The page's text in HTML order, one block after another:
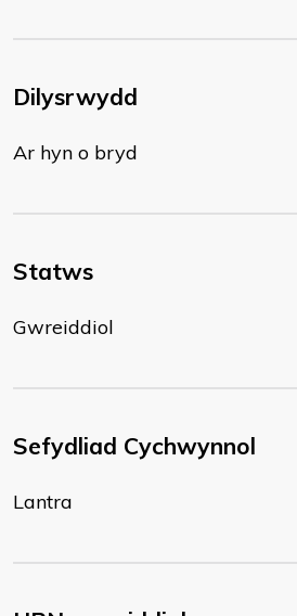
Dilysrwydd
Ar hyn o bryd
Statws
Gwreiddiol
Sefydliad Cychwynnol
Lantra